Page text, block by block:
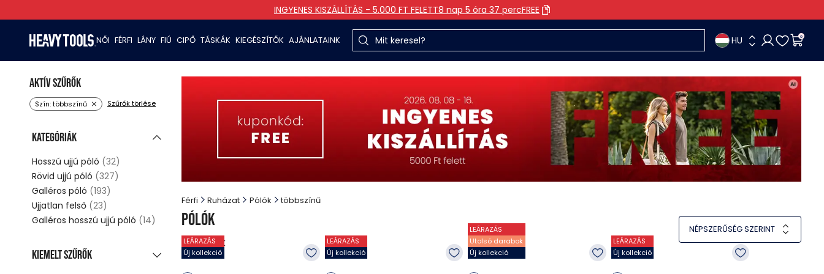
INGYENES KISZÁLLÍTÁS - 5.000 FT FELETT8 nap 5 óra 37 percFREE
NŐI FÉRFI LÁNY FIÚ CIPŐ TÁSKÁK KIEGÉSZÍTŐK AJÁNLATAINK HU 0
Férfi Ruházat Pólók többszínű
Pólók
9termék
NÉPSZERŰSÉG SZERINT
LEÁRAZÁS
Új kollekció
LEÁRAZÁS
Új kollekció
LEÁRAZÁS
Utolsó darabok
Új kollekció
LEÁRAZÁS
Új kollekció
Aktív szűrők
Szín: többszínű Szűrők törlése
Kategóriák
Hosszú ujjú póló (32)
Rövid ujjú póló (327)
Galléros póló (193)
Ujjatlan felső (23)
Galléros hosszú ujjú póló (14)
Kiemelt szűrők